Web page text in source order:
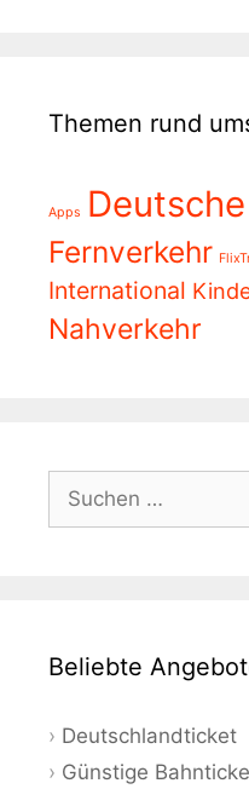
Themen rund
Apps
Fernverkehr
International
Nahverkehr
Suchen
nach:
Beliebte
Deutschlandticket
Günstige